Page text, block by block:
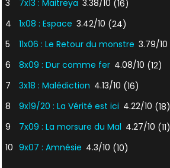
3
7x13 : Maitreya 3.38/10 (16)
4
1x08 : Espace 3.42/10 (24)
5
11x06 : Le Retour du monstre 3.79/10
6
8x09 : Dur comme fer 4.08/10 (12)
7
3x18 : Malédiction 4.13/10 (16)
8
9x19/20 : La Vérité est ici 4.22/10 (18)
9
7x09 : La morsure du Mal 4.27/10 (11)
10 9x07 : Amnésie 4.3/10 (10)